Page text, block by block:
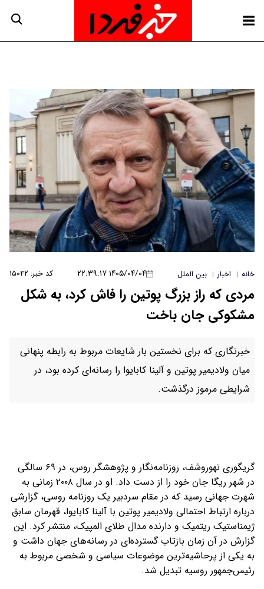
خانه | اخبار | بین الملل ۱۴۰۵/۰۴/۰۴ ۲۲:۳۹:۱۷ کد خبر: ۱۵۰۴۲
مردی که راز بزرگ پوتین را فاش کرد، به شکل
مشکوکی جان باخت
خبرنگاری که برای نخستین بار شایعات مربوط به رابطه پنهانی
میان ولادیمیر پوتین و آلینا کابایوا را رسانه‌ای کرده بود، در
شرایطی مرموز درگذشت.
گریگوری نهوروشف، روزنامه‌نگار و پژوهشگر روس، در ۶۹ سالگی
در شهر ریگا جان خود را از دست داد. او در سال ۲۰۰۸ زمانی به
شهرت جهانی رسید که در مقام سردبیر یک روزنامه روسی، گزارشی
درباره ارتباط احتمالی ولادیمیر پوتین با آلینا کابایوا، قهرمان سابق
ژیمناستیک ریتمیک و دارنده مدال طلای المپیک، منتشر کرد. این
گزارش در آن زمان بازتاب گسترده‌ای در رسانه‌های جهان داشت و
به یکی از پرحاشیه‌ترین موضوعات سیاسی و شخصی مربوط به
رئیس‌جمهور روسیه تبدیل شد.